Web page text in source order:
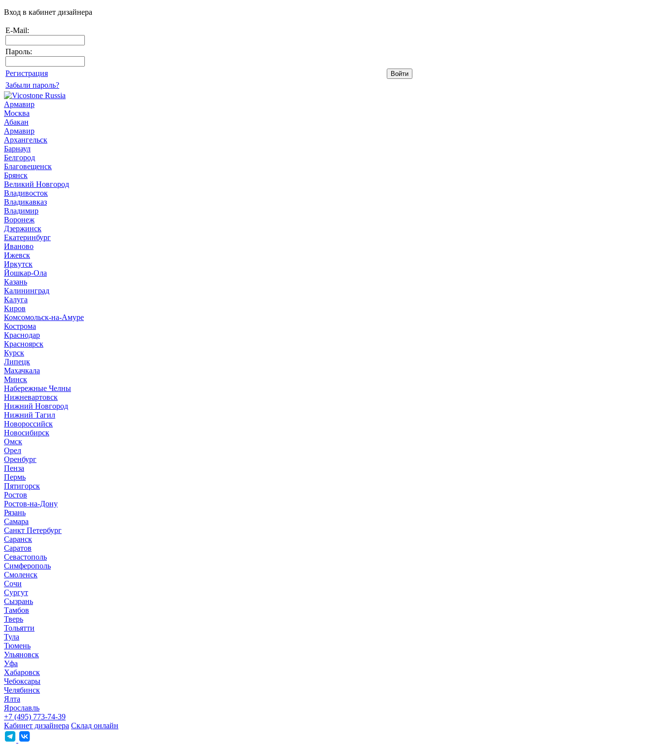
Вход в кабинет дизайнера
E-Mail:
Пароль:
Регистрация
Забыли пароль?
Армавир
Москва
Абакан
Армавир
Архангельск
Барнаул
Белгород
Благовещенск
Брянск
Великий Новгород
Владивосток
Владикавказ
Владимир
Воронеж
Дзержинск
Екатеринбург
Иваново
Ижевск
Иркутск
Йошкар-Ола
Казань
Калининград
Калуга
Киров
Комсомольск-на-Амуре
Кострома
Краснодар
Красноярск
Курск
Липецк
Махачкала
Минск
Набережные Челны
Нижневартовск
Нижний Новгород
Нижний Тагил
Новороссийск
Новосибирск
Омск
Орел
Оренбург
Пенза
Пермь
Пятигорск
Ростов
Ростов-на-Дону
Рязань
Самара
Санкт Петербург
Саранск
Саратов
Севастополь
Симферополь
Смоленск
Сочи
Сургут
Сызрань
Тамбов
Тверь
Тольятти
Тула
Тюмень
Ульяновск
Уфа
Хабаровск
Чебоксары
Челябинск
Ялта
Ярославль
+7 (495) 773-74-39
Кабинет дизайнера Склад онлайн